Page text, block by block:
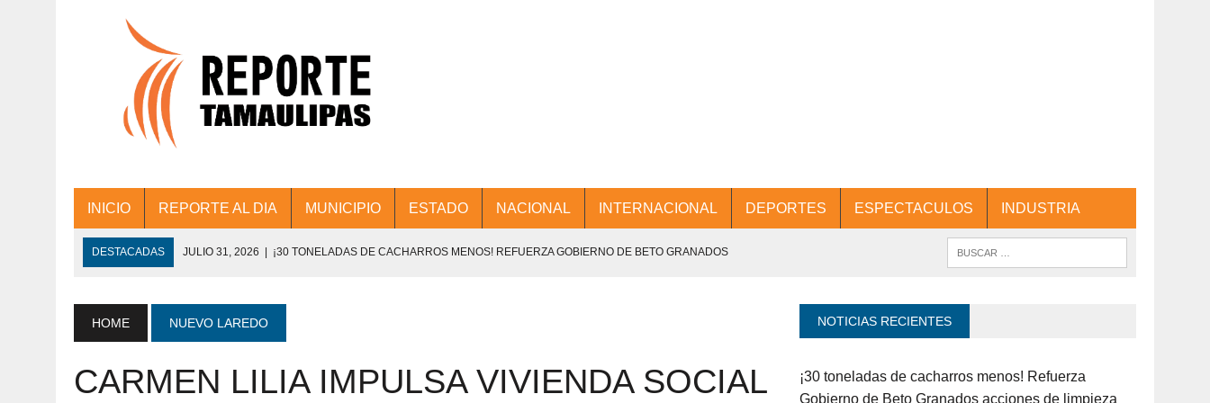
INICIO REPORTE AL DIA MUNICIPIO ESTADO NACIONAL INTERNACIONAL DEPORTES ESPECTACULOS INDUSTRIA
DESTACADAS JULIO 31, 2026 | ¡30 TONELADAS DE CACHARROS MENOS! REFUERZA GOBIERNO DE BETO GRANADOS
JULIO 30, 2026 | 💧🚰 ¡AGUA PARA LA COMUNIDAD!
JULIO 30, 2026 ¡TRABAJO EN EQUIPO Y RESULTADOS! ENCABEZA BETO GRANADOS MESA DE TRABAJO CON PRESIDENTES
HOME NUEVO LAREDO
CARMEN LILIA IMPULSA VIVIENDA SOCIAL
NOTICIAS RECIENTES
¡30 toneladas de cacharros menos! Refuerza
Gobierno de Beto Granados acciones de limpieza